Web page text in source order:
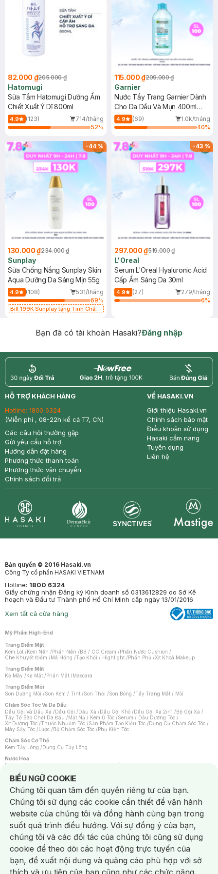
82.000 ₫205.000 ₫
Hatomugi
Sữa Tắm Hatomugi Dưỡng Ẩm
Chiết Xuất Ý Dĩ 800ml
4.9 (123)
714/tháng
52%
115.000 ₫209.000 ₫
Garnier
Nước Tẩy Trang Garnier Dành
Cho Da Dầu Và Mụn 400ml
(Mới)
4.9 (69)
1.0k/tháng
40%
-44%
130.000 ₫234.000 ₫
Sunplay
Sữa Chống Nắng Sunplay Skin
Aqua Dưỡng Da Sáng Mịn 55g
4.9 (108)
531/tháng
69%
Bill 199K Sunplay tặng Tinh Chất
-43%
297.000 ₫519.000 ₫
L'Oreal
Serum L'Oreal Hyaluronic Acid
Cấp Ẩm Sáng Da 30ml
4.9 (27)
279/tháng
6%
Bạn đã có tài khoản Hasaki?Đăng nhập
return nowfree price
HỖ TRỢ KHÁCH HÀNG
Hotline: 1800 6324
(Miễn phí , 08-22h kể cả T7, CN)
Các câu hỏi thường gặp
Gửi yêu cầu hỗ trợ
Hướng dẫn đặt hàng
Phương thức thanh toán
Phương thức vận chuyển
Chính sách đổi trả
VỀ HASAKI.VN
Giới thiệu Hasaki.vn
Chính sách bảo mật
Điều khoản sử dụng
Hasaki cẩm nang
Tuyển dụng
Liên hệ
Bản quyền © 2016 Hasaki.vn
Công Ty cổ phần HASAKI VIETNAM
Hotline: 1800 6324
Giấy chứng nhận Đăng ký Kinh doanh số 0313612829 do Sở Kế
hoạch và Đầu tư Thành phố Hồ Chí Minh cấp ngày 13/01/2016
Xem tất cả cửa hàng
Mỹ Phẩm High-End
Trang Điểm Mặt
Kem Lót /Kem Nền /Phấn Nền /BB / CC Cream /Phấn Nước Cushion /
Che Khuyết Điểm /Má Hồng /Tạo Khối / Highlight /Phấn Phủ /Xịt Khoá Makeup
Trang Điểm Mắt
Kẻ Mày /Kẻ Mắt /Phấn Mắt /Mascara
Trang Điểm Môi
Son Dưỡng Môi /Son Kem / Tint /Son Thỏi /Son Bóng /Tẩy Trang Mắt / Môi
Chăm Sóc Tóc Và Da Đầu
Dầu Gội Và Dầu Xả /Dầu Gội /Dầu Xả /Dầu Gội Khô /Dầu Gội Xả 2in1 /Bộ Gội Xả /
Tẩy Tế Bào Chết Da Đầu /Mặt Nạ / Kem Ủ Tóc /Serum / Dầu Dưỡng Tóc /
Xịt Dưỡng Tóc /Thuốc Nhuộm Tóc /Sản Phẩm Tạo Kiểu Tóc /Dụng Cụ Chăm Sóc Tóc /
Máy Sấy Tóc /Lược /Bộ Chăm Sóc Tóc /Phụ Kiện Tóc
Chăm Sóc Cơ Thể
Kem Tẩy Lông /Dụng Cụ Tẩy Lông
Nước Hoa
Nước Hoa Nữ
Chăm Sóc Cá Nhân
Chống Muỗi /Khẩu Trang /Máy Massage/Mặt Nạ Xông Hơi /Nước Rửa Tay/
Sản Phẩm Chăm Sóc Khác /Bàn Chải Đánh Răng /Bàn Chải Điện/
Hỗ Trợ Trắng Răng/Kem Đánh Răng /Máy Tăm Nước/ Nước Súc Miệng/
Tăm / Chỉ Nha Khoa/ Xịt Thơm Miệng / Dung Dịch Vệ Sinh/Dưỡng Vùng Kín/
Khăn Ướt Vệ Sinh Vùng Kín/Băng Vệ Sinh/Tampon/Bọt Cạo Râu /Dao Cạo Râu/
Máy Cạo Râu
Vấn Đề Về Da
Da Dầu / Lỗ Chân Lông To/ Da Khô / Mất Nước/ Da Lão Hóa/ Da Mụn/
Da Nhạy Cảm / Kích Ứng
Da Xỉn Màu Thâm / Nám / Tàn Nhang
Quầng Thâm & Bọng Mắt /Sẹo /Viêm Da Cơ Địa
Dụng Cụ / Phụ Kiện Chăm Sóc Da
Bông Tẩy Trang
Khăn Lau Mặt Khô Dụng Cụ / Máy Rửa Mặt Máy Chăm Sóc Da
Dụng Cụ Chăm Sóc Khác
BIỂU NGỮ COOKIE
Notice about cookies usage
Chúng tôi quan tâm đến quyền riêng tư của bạn.
Chúng tôi sử dụng các cookie cần thiết để vận hành
website của chúng tôi và đồng hành cùng bạn trong
suốt quá trình điều hướng. Với sự đồng ý của bạn,
chúng tôi và các đối tác của chúng tôi cũng sử dụng
cookie để theo dõi các hoạt động trực tuyến của
bạn, đề xuất nội dung và quảng cáo phù hợp với sở
thích và ưu tiên của bạn cũng như các chức năng